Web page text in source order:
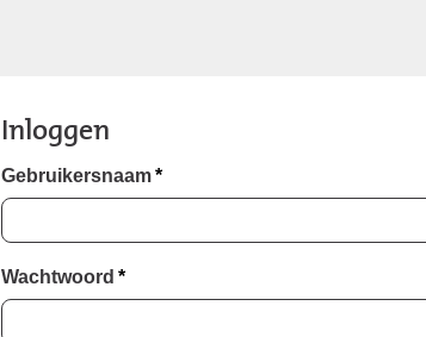
Inloggen
Gebruikersnaam *
Wachtwoord *